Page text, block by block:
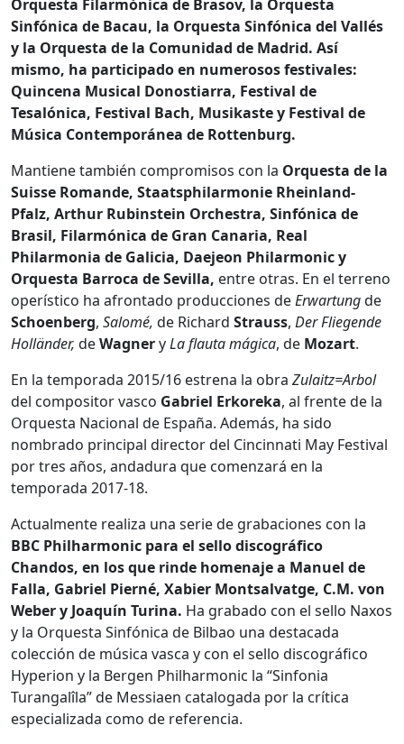
Orquesta Filarmónica de Brasov, la Orquesta
Sinfónica de Bacau, la Orquesta Sinfónica del Vallés
y la Orquesta de la Comunidad de Madrid. Así
mismo, ha participado en numerosos festivales:
Quincena Musical Donostiarra, Festival de
Tesalónica, Festival Bach, Musikaste y Festival de
Música Contemporánea de Rottenburg.
Mantiene también compromisos con la Orquesta de la
Suisse Romande, Staatsphilarmonie Rheinland-
Pfalz, Arthur Rubinstein Orchestra, Sinfónica de
Brasil, Filarmónica de Gran Canaria, Real
Philarmonia de Galicia, Daejeon Philarmonic y
Orquesta Barroca de Sevilla, entre otras. En el terreno
operístico ha afrontado producciones deErwartungde
Schoenberg, Salomé, de Richard Strauss, Der Fliegende
Holländer, deWagneryLa flauta mágica, de Mozart.
En la temporada 2015/16 estrena la obra Zulaitz=Arbol
del compositor vasco Gabriel Erkoreka, al frente de la
Orquesta Nacional de España. Además, ha sido
nombrado principal director del Cincinnati May Festival
por tres años, andadura que comenzará en la
temporada 2017-18.
Actualmente realiza una serie de grabaciones con la
BBC Philharmonic para el sello discográfico
Chandos, en los que rinde homenaje a Manuel de
Falla, Gabriel Pierné, Xabier Montsalvatge, C.M. von
Weber y Joaquín Turina. Ha grabado con el sello Naxos
y la Orquesta Sinfónica de Bilbao una destacada
colección de música vasca y con el sello discográfico
Hyperion y la Bergen Philharmonic la “Sinfonia
Turangalîla” de Messiaen catalogada por la crítica
especializada como de referencia.